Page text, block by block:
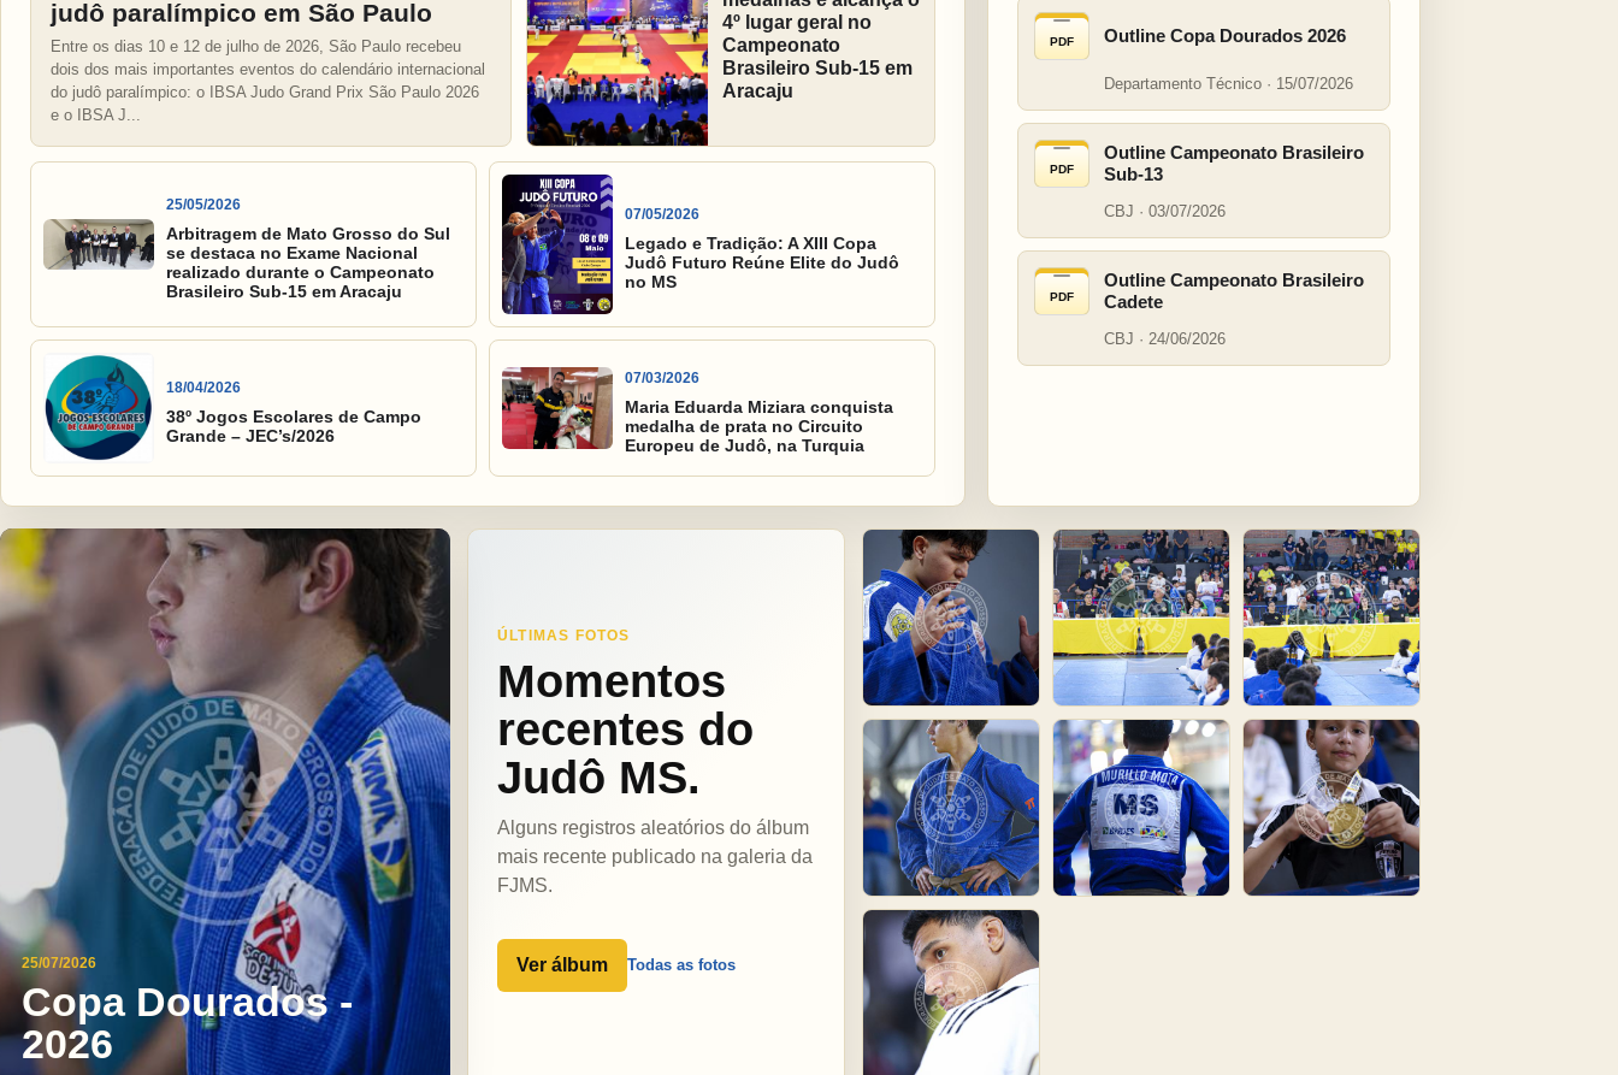
judô paralímpico em São Paulo
Entre os dias 10 e 12 de julho de 2026, São Paulo recebeu
dois dos mais importantes eventos do calendário internacional
do judô paralímpico: o IBSA Judo Grand Prix São Paulo 2026
e o IBSA J...
4º lugar geral no
Campeonato
Brasileiro Sub-15 em
Aracaju
25/05/2026
Arbitragem de Mato Grosso do Sul
se destaca no Exame Nacional
realizado durante o Campeonato
Brasileiro Sub-15 em Aracaju
07/05/2026
Legado e Tradição: A XIII Copa
Judô Futuro Reúne Elite do Judô
no MS
18/04/2026
38º Jogos Escolares de Campo
Grande – JEC’s/2026
07/03/2026
Maria Eduarda Miziara conquista
medalha de prata no Circuito
Europeu de Judô, na Turquia
PDF Outline Copa Dourados 2026
Departamento Técnico · 15/07/2026
PDF
Outline Campeonato Brasileiro
Sub-13
CBJ · 03/07/2026
PDF
Outline Campeonato Brasileiro
Cadete
CBJ · 24/06/2026
25/07/2026
Copa Dourados -
2026
ÚLTIMAS FOTOS
Momentos
recentes do
Judô MS.
Alguns registros aleatórios do álbum
mais recente publicado na galeria da
FJMS.
Ver álbum Todas as fotos